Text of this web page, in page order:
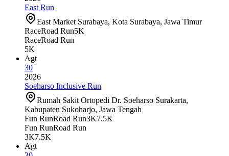
East Run
East Market Surabaya, Kota Surabaya, Jawa Timur
RaceRoad Run5K
RaceRoad Run
5K
Agt
30
2026
Soeharso Inclusive Run
Rumah Sakit Ortopedi Dr. Soeharso Surakarta,
Kabupaten Sukoharjo, Jawa Tengah
Fun RunRoad Run3K7.5K
Fun RunRoad Run
3K7.5K
Agt